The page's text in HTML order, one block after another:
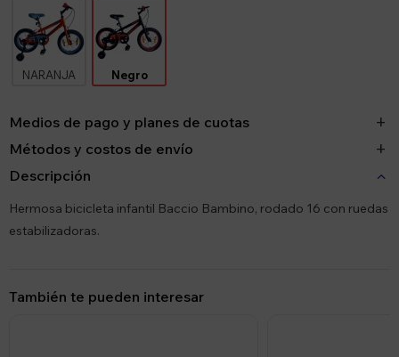
NARANJA Negro
Medios de pago y planes de cuotas
Métodos y costos de envío
Descripción
Hermosa bicicleta infantil Baccio Bambino, rodado 16 con ruedas
estabilizadoras.
También te pueden interesar